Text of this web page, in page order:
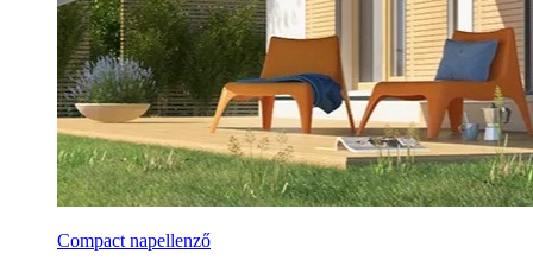
Compact napellenző